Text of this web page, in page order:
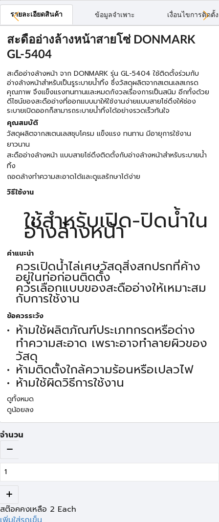
รายละเอียดสินค้า ข้อมูลจำเพาะ เงื่อนไขการติดตั้ง
สะดืออ่างล้างหน้าสายโซ่ DONMARK
GL-5404
สะดืออ่างล้างหน้า จาก DONMARK รุ่น GL-5404 ใช้ติดตั้งร่วมกับ
อ่างล้างหน้าสำหรับเป็นรูระบายน้ำทิ้ง ซึ่งวัสดุผลิตจากสเตนเลสเกรด
คุณภาพ จึงแข็งแรงทนทานและหมดกังวลเรื่องการเป็นสนิม อีกทั้งด้วย
ดีไซน์ของสะดืออ่างที่ออกแบบมาให้ใช้งานง่ายแบบสายโซ่ดึงให้ช่อง
ระบายเปิดออกก็สามารถระบายน้ำทิ้งได้อย่างรวดเร็วทันใจ
คุณสมบัติ
วัสดุผลิตจากสเตนเลสชุบโครม แข็งแรง ทนทาน มีอายุการใช้งาน
ยาวนาน
สะดืออ่างล้างหน้า แบบสายโซ่ดึงติดตั้งกับอ่างล้างหน้าสำหรับระบายน้ำ
ทิ้ง
ถอดล้างทำความสะอาดได้และดูแลรักษาได้ง่าย
วิธีใช้งาน
ใช้สำหรับเปิด-ปิดน้ำใน
อ่างล้างหน้า
คำแนะนำ
ควรเปิดน้ำไล่เศษวัสดุสิ่งสกปรกที่ค้าง
อยู่ในท่อก่อนติดตั้ง
ควรเลือกแบบของสะดืออ่างให้เหมาะสม
กับการใช้งาน
ข้อควรระวัง
ห้ามใช้ผลิตภัณฑ์ประเภทกรดหรือด่าง
ทำความสะอาด เพราะอาจทำลายผิวของ
วัสดุ
ห้ามติดตั้งใกล้ความร้อนหรือเปลวไฟ
ห้ามใช้ผิดวิธีการใช้งาน
ดูทั้งหมด
ดูน้อยลง
จำนวน
สต๊อคคงเหลือ 2 Each